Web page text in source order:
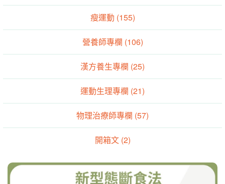
瘦運動 (155)
營養師專欄 (106)
漢方養生專欄 (25)
運動生理專欄 (21)
物理治療師專欄 (57)
開箱文 (2)